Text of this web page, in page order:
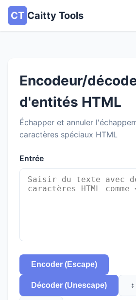
CT Caitty Tools
Encodeur/
d'entités HTML
Échapper et annuler
caractères spéciaux HTML
Entrée
Encoder (Escape)
Décoder (Unescape)